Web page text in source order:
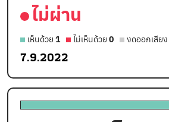
ไม่ผ่าน
เห็นด้วย 1 ไม่เห็นด้วย 0 งดออกเสียง
7.9.2022